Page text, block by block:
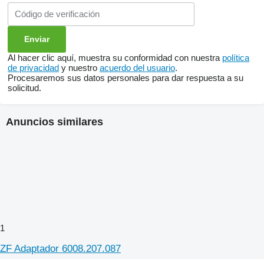
Al hacer clic aquí, muestra su conformidad con nuestra política
de privacidad y nuestro acuerdo del usuario.
Procesaremos sus datos personales para dar respuesta a su
solicitud.
Anuncios similares
1
ZF Adaptador 6008.207.087